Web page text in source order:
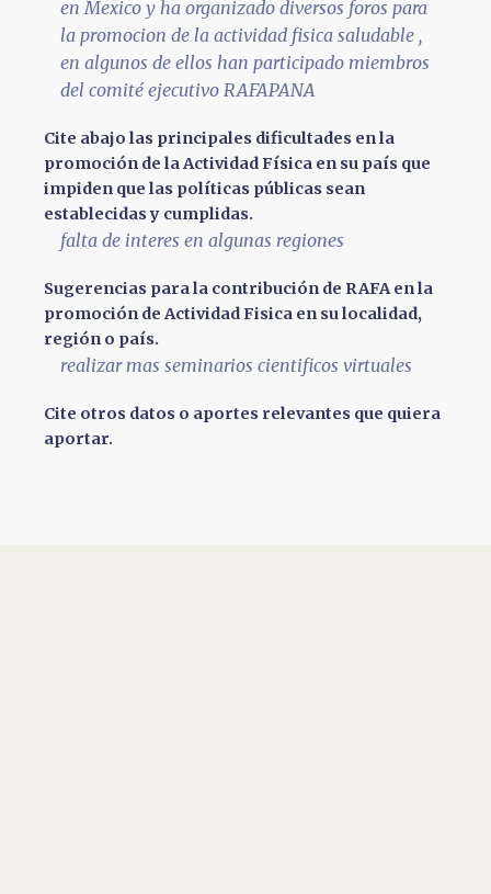
en Mexico y ha organizado diversos foros para
la promocion de la actividad fisica saludable ,
en algunos de ellos han participado miembros
del comité ejecutivo RAFAPANA
Cite abajo las principales dificultades en la
promoción de la Actividad Física en su país que
impiden que las políticas públicas sean
establecidas y cumplidas.
falta de interes en algunas regiones
Sugerencias para la contribución de RAFA en la
promoción de Actividad Fisica en su localidad,
región o país.
realizar mas seminarios cientificos virtuales
Cite otros datos o aportes relevantes que quiera
aportar.